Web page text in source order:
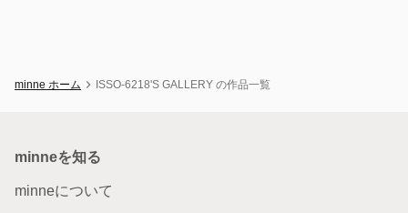
minne ホーム ISSO-6218'S GALLERY の作品一覧
minneを知る
minneについて